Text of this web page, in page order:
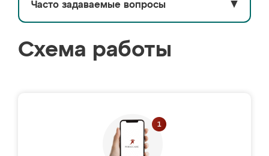
Часто задаваемые вопросы ▼
Схема работы